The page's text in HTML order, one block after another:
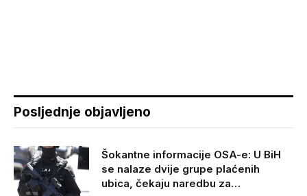
Posljednje objavljeno
Šokantne informacije OSA-e: U BiH
se nalaze dvije grupe plaćenih
ubica, čekaju naredbu za…